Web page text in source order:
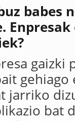
babes
Enpresak
gaizki
jarriko
bat